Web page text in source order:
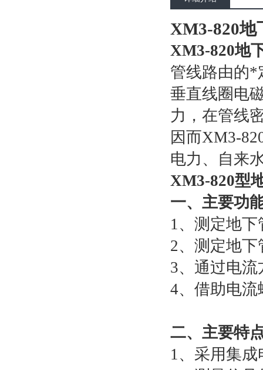
XM3-820地
XM3-820地
管线路由的*
垂直线圈电
力，在管线
因而XM3-
电力、自来
XM3-820型
一、主要功
1、测定地
2、测定地
3、通过电
4、借助电
二、主要特
1、采用集